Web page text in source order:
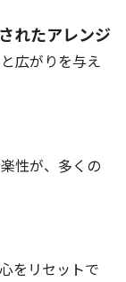
れたアレンジ
広がりを与え
性が、多くの
をリセットで